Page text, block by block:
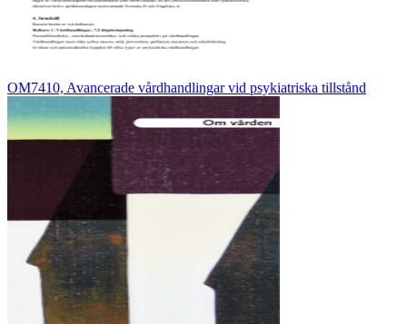
OM7410, Avancerade vårdhandlingar vid psykiatriska tillstånd